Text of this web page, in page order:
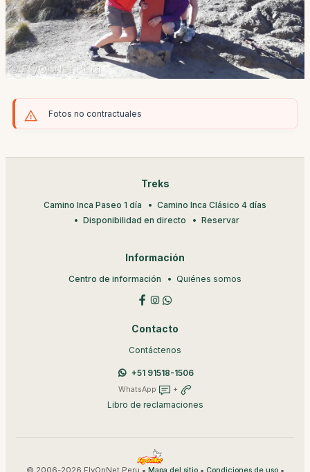
Fotos no contractuales
Treks
Camino Inca Paseo 1 día
Camino Inca Clásico 4 días
Disponibilidad en directo
Reservar
Información
Centro de información Quiénes somos
Contacto
Contáctenos
+51 91518-1506
WhatsApp +
Libro de reclamaciones
© 2006-2026 FlyOnNet Peru • • •